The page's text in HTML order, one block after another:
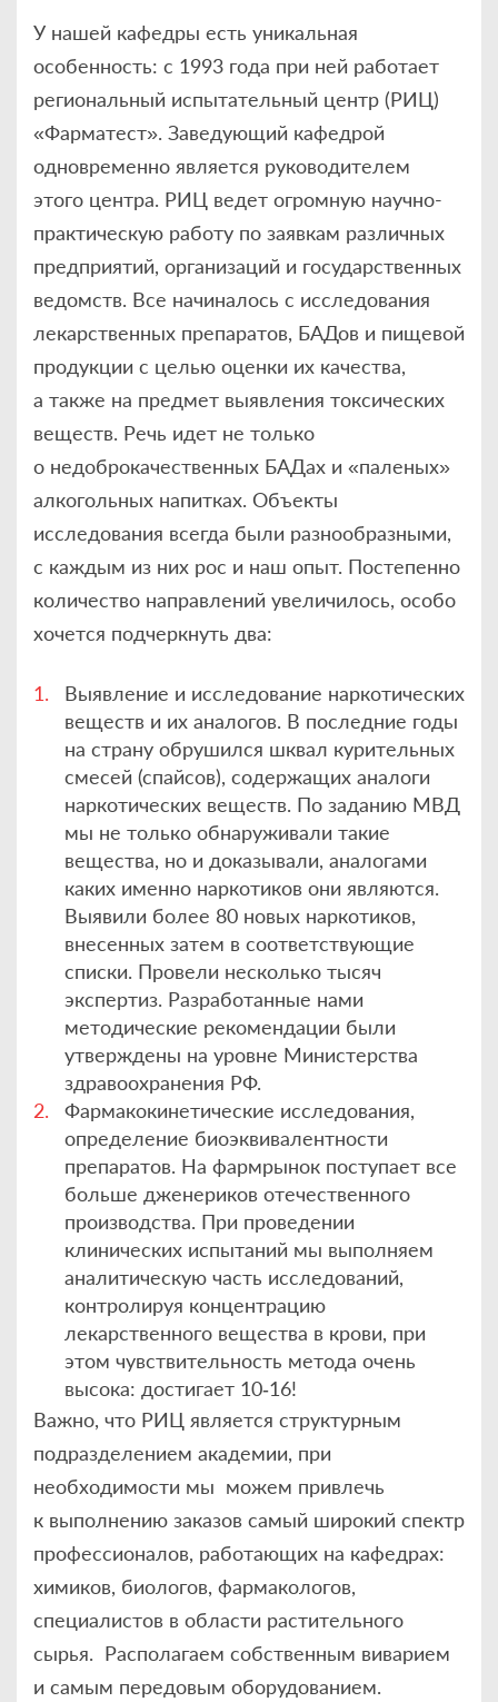
У нашей кафедры есть уникальная
особенность: с 1993 года при ней работает
региональный испытательный центр (РИЦ)
«Фарматест». Заведующий кафедрой
одновременно является руководителем
этого центра. РИЦ ведет огромную научно-
практическую работу по заявкам различных
предприятий, организаций и государственных
ведомств. Все начиналось с исследования
лекарственных препаратов, БАДов и пищевой
продукции с целью оценки их качества,
а также на предмет выявления токсических
веществ. Речь идет не только
о недоброкачественных БАДах и «паленых»
алкогольных напитках. Объекты
исследования всегда были разнообразными,
с каждым из них рос и наш опыт. Постепенно
количество направлений увеличилось, особо
хочется подчеркнуть два:
Выявление и исследование наркотических
веществ и их аналогов. В последние годы
на страну обрушился шквал курительных
смесей (спайсов), содержащих аналоги
наркотических веществ. По заданию МВД
мы не только обнаруживали такие
вещества, но и доказывали, аналогами
каких именно наркотиков они являются.
Выявили более 80 новых наркотиков,
внесенных затем в соответствующие
списки. Провели несколько тысяч
экспертиз. Разработанные нами
методические рекомендации были
утверждены на уровне Министерства
здравоохранения РФ.
Фармакокинетические исследования,
определение биоэквивалентности
препаратов. На фармрынок поступает все
больше дженериков отечественного
производства. При проведении
клинических испытаний мы выполняем
аналитическую часть исследований,
контролируя концентрацию
лекарственного вещества в крови, при
этом чувствительность метода очень
высока: достигает 10‑16!
Важно, что РИЦ является структурным
подразделением академии, при
необходимости мы можем привлечь
к выполнению заказов самый широкий спектр
профессионалов, работающих на кафедрах:
химиков, биологов, фармакологов,
специалистов в области растительного
сырья. Располагаем собственным виварием
и самым передовым оборудованием.